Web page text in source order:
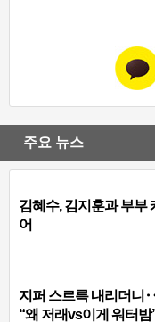
주요 뉴스
김혜수, 김지훈과 부부
어
지퍼 스르륵 내리더니
“왜 저래vs이게 워터밤